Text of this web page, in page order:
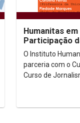
Humanitas
Participação
política
O Instituto
parceria com o
Curso de